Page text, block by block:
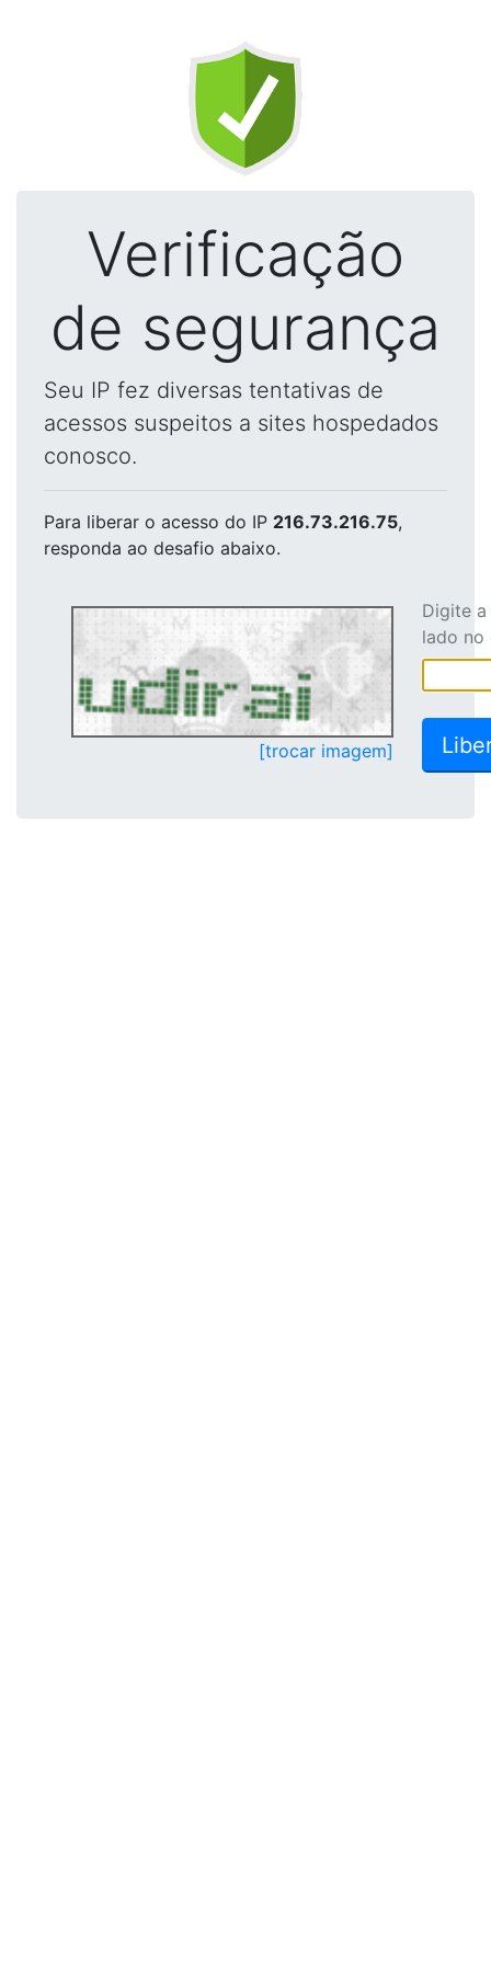
Verificação
de segurança
Seu IP fez diversas tentativas de
acessos suspeitos a sites hospedados
conosco.
Para liberar o acesso do IP 216.73.216.75,
responda ao desafio abaixo.
[trocar imagem]
Digite
lado no